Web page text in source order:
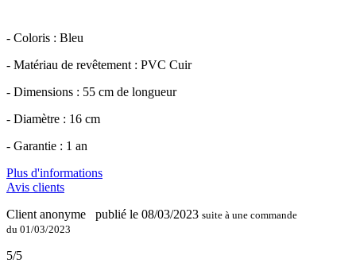
- Coloris : Bleu
- Matériau de revêtement : PVC Cuir
- Dimensions : 55 cm de longueur
- Diamètre : 16 cm
- Garantie : 1 an
Plus d'informations
Avis clients
Client anonyme
publié le 08/03/2023 suite à une commande
du 01/03/2023
5/5